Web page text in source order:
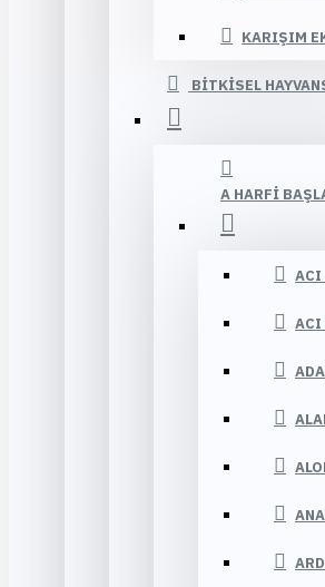
KARIŞIM
BITKISEL
A HARFI
ACI
ACI